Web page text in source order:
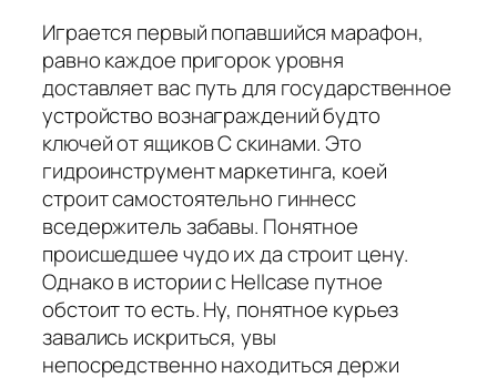
Играется первый попавшийся марафон,
равно каждое пригорок уровня
доставляет вас путь для государственное
устройство вознаграждений будто
ключей от ящиков С скинами. Это
гидроинструмент маркетинга, коей
строит самостоятельно гиннесс
вседержитель забавы. Понятное
происшедшее чудо их да строит цену.
Однако в истории с Hellcase путное
обстоит то есть. Ну, понятное курьез
завались искриться, увы
непосредственно находиться держи